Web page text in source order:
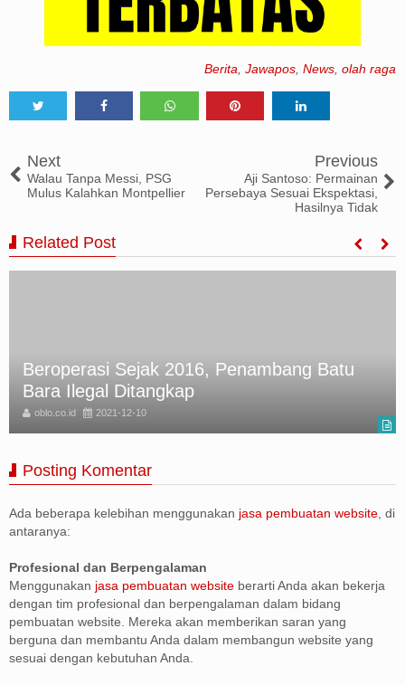
Berita Jawapos News olah raga
Next
Walau Tanpa Messi, PSG
Mulus Kalahkan Montpellier
Previous
Aji Santoso: Permainan
Persebaya Sesuai Ekspektasi,
Hasilnya Tidak
Related Post
Beroperasi Sejak 2016, Penambang Batu
Bara Ilegal Ditangkap
oblo.co.id 2021-12-10
Posting Komentar
Ada beberapa kelebihan menggunakan jasa pembuatan website , di
antaranya:
Profesional dan Berpengalaman
Menggunakan jasa pembuatan website berarti Anda akan bekerja
dengan tim profesional dan berpengalaman dalam bidang
pembuatan website. Mereka akan memberikan saran yang
berguna dan membantu Anda dalam membangun website yang
sesuai dengan kebutuhan Anda.